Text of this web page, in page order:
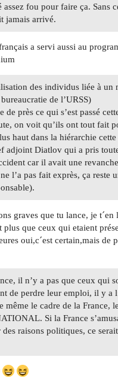
assez fou pour faire ça. Sans
jamais arrivé.
a servi aussi au
des individus liée à un
de l’URSS)
de près ce qui s’est passé
on voit qu’ils ont tout fait
haut dans la hiérarchie
adjoint Diatlov qui a pris
car il avait une
l’a pas fait exprès, ça reste
graves que tu lance, je t´en
plus que ceux qui etaient
oui,c´est certain,mais de
il n’y a pas que ceux qui
de perdre leur emploi, il y a
même le cadre de la France,
Si la France
raisons politiques, ce